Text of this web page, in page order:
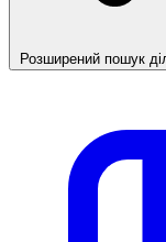
Розширений пошук